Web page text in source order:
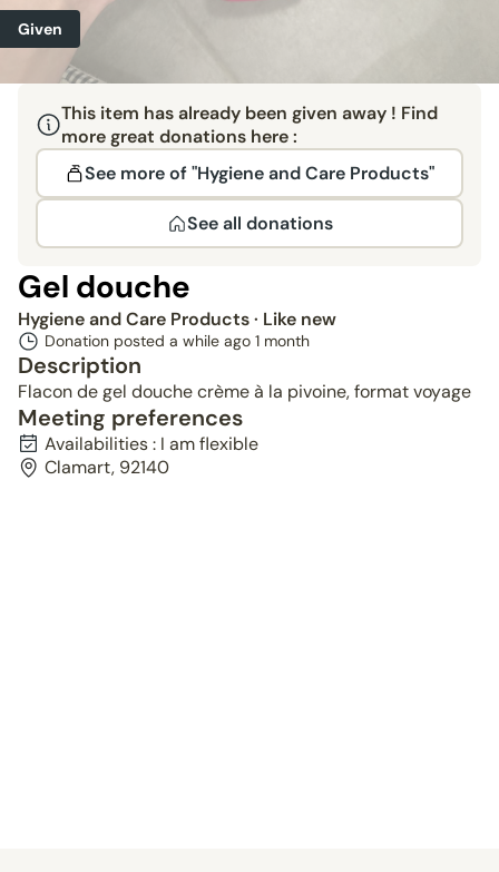
Given
This item has already been given away ! Find
more great donations here :
See more of "Hygiene and Care Products"
See all donations
Gel douche
Hygiene and Care Products· Like new
Donation posted a while ago 1 month
Description
Flacon de gel douche crème à la pivoine, format voyage
Meeting preferences
Availabilities : I am flexible
Clamart, 92140